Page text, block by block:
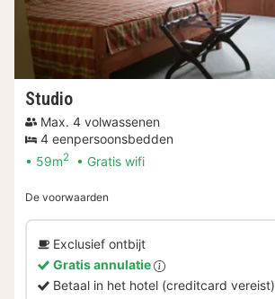
Studio
Max. 4 volwassenen
4 eenpersoonsbedden
59m2 Gratis wifi
De voorwaarden
Exclusief ontbijt
Gratis annulatie
Betaal in het hotel (creditcard vereist)